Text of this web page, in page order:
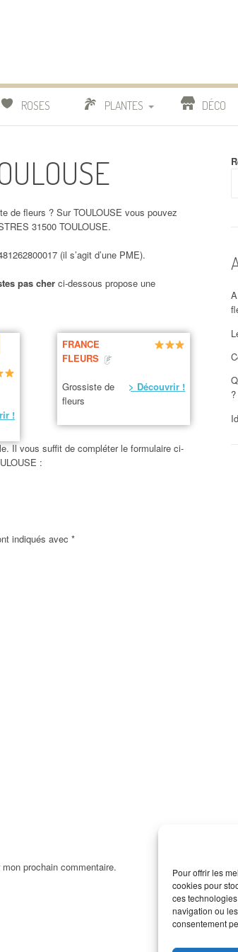
Pour offrir les
cookies pour
ces
navigation ou
consentement
ROSES PLANTES
CACTUS
BONSAI
DÉCO
de fleurs ? Sur TOULOUSE vous pouvez
31500 TOULOUSE.
(il s’agit d’une PME).
pas cher ci-dessous propose une
!
FRANCE
FLEURS
Grossiste de
fleurs
> Découvrir !
Il vous suffit de compléter le formulaire ci-
:
indiqués avec *
prochain commentaire.
?